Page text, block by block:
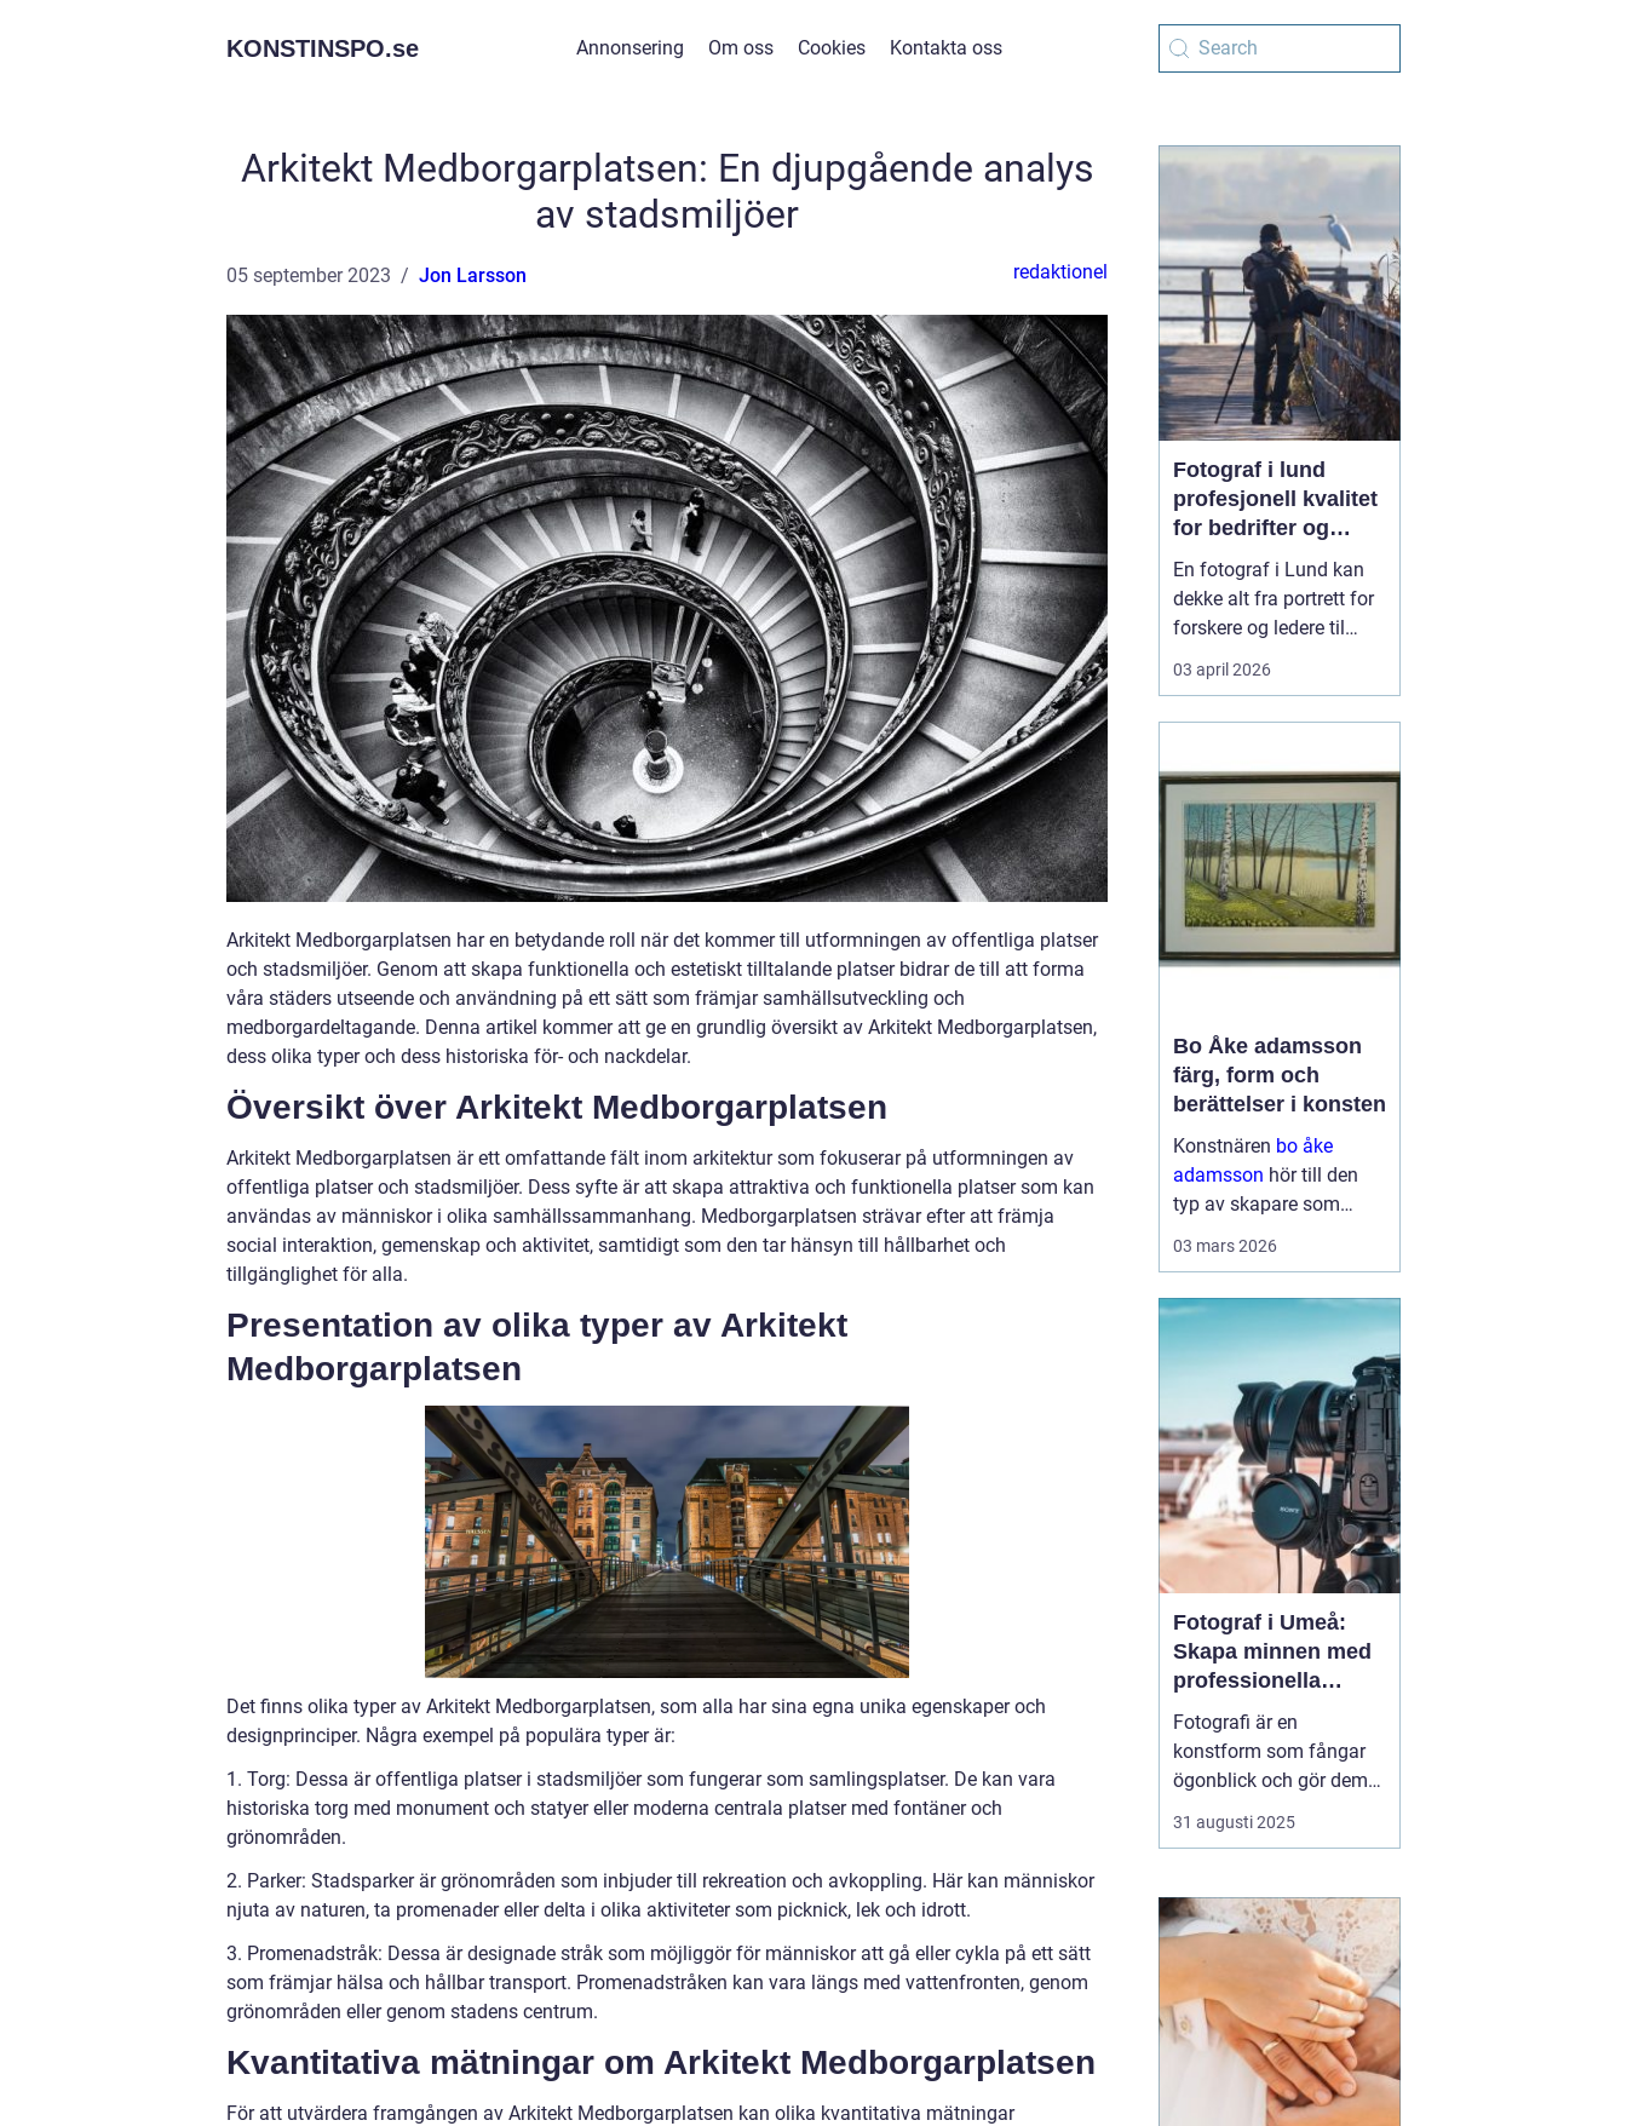
KONSTINSPO.se Annonsering Om oss Cookies Kontakta oss
Arkitekt Medborgarplatsen: En djupgående analys
av stadsmiljöer
05 september 2023 Jon Larsson redaktionel
Arkitekt Medborgarplatsen har en betydande roll när det kommer till utformningen av offentliga platser
och stadsmiljöer. Genom att skapa funktionella och estetiskt tilltalande platser bidrar de till att forma
våra städers utseende och användning på ett sätt som främjar samhällsutveckling och
medborgardeltagande. Denna artikel kommer att ge en grundlig översikt av Arkitekt Medborgarplatsen,
dess olika typer och dess historiska för- och nackdelar.
Översikt över Arkitekt Medborgarplatsen
Arkitekt Medborgarplatsen är ett omfattande fält inom arkitektur som fokuserar på utformningen av
offentliga platser och stadsmiljöer. Dess syfte är att skapa attraktiva och funktionella platser som kan
användas av människor i olika samhällssammanhang. Medborgarplatsen strävar efter att främja
social interaktion, gemenskap och aktivitet, samtidigt som den tar hänsyn till hållbarhet och
tillgänglighet för alla.
Presentation av olika typer av Arkitekt
Medborgarplatsen
Det finns olika typer av Arkitekt Medborgarplatsen, som alla har sina egna unika egenskaper och
designprinciper. Några exempel på populära typer är:
1. Torg: Dessa är offentliga platser i stadsmiljöer som fungerar som samlingsplatser. De kan vara
historiska torg med monument och statyer eller moderna centrala platser med fontäner och
grönområden.
2. Parker: Stadsparker är grönområden som inbjuder till rekreation och avkoppling. Här kan människor
njuta av naturen, ta promenader eller delta i olika aktiviteter som picknick, lek och idrott.
3. Promenadstråk: Dessa är designade stråk som möjliggör för människor att gå eller cykla på ett sätt
som främjar hälsa och hållbar transport. Promenadstråken kan vara längs med vattenfronten, genom
grönområden eller genom stadens centrum.
Kvantitativa mätningar om Arkitekt Medborgarplatsen
För att utvärdera framgången av Arkitekt Medborgarplatsen kan olika kvantitativa mätningar
Fotograf i lund
profesjonell kvalitet
for bedrifter og
private
En fotograf i Lund kan
dekke alt fra portrett for
forskere og ledere til
reklamebilder,
kunstfotografi og nære
konfirmasjon når de
hører ordet fotograf, men
i en kunnskapsby som
Lund handler
fotograferi...
03 april 2026
Bo Åke adamsson
färg, form och
berättelser i konsten
Konstnären bo åke
adamsson hör till den
typ av skapare som
stannar du en stund till
börjar motiven berätta
något mer. Hans verk rör
03 mars 2026
Fotograf i Umeå:
Skapa minnen med
professionella
bildkonstnärer
Fotografi är en
konstform som fångar
ögonblick och gör dem
tidlösa. I Umeå, en stad
känd för sin kreativa
omgivningar, finns det
flera fotografer som
arbetar med att föreviga
31 augusti 2025